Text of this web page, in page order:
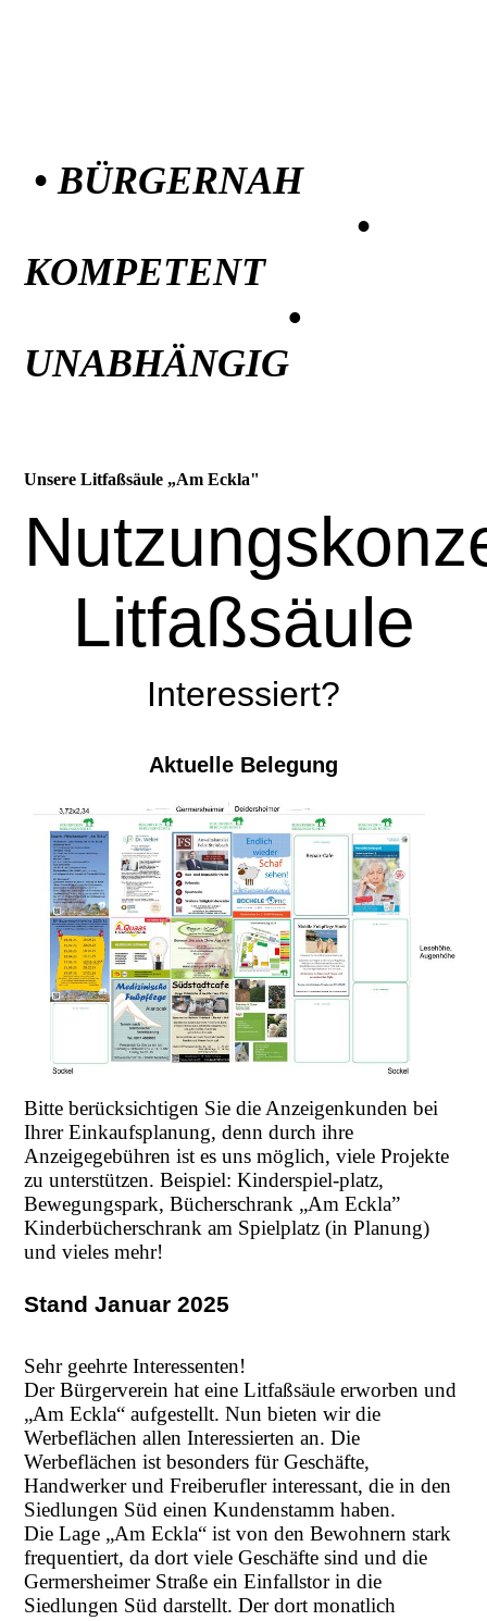
• BÜRGERNAH
•
KOMPETENT
•
UNABHÄNGIG
Unsere Litfaßsäule „Am Eckla"
Litfaßsäule
Interessiert?
Aktuelle Belegung
Bitte berücksichtigen Sie die Anzeigenkunden bei
Ihrer Einkaufsplanung, denn durch ihre
Anzeigegebühren ist es uns möglich, viele Projekte
zu unterstützen. Beispiel: Kinderspiel-platz,
Bewegungspark, Bücherschrank „Am Eckla”
Kinderbücherschrank am Spielplatz (in Planung)
und vieles mehr!
Stand Januar 2025
Sehr geehrte Interessenten!
Der Bürgerverein hat eine Litfaßsäule erworben und
„Am Eckla“ aufgestellt. Nun bieten wir die
Werbeflächen allen Interessierten an. Die
Werbeflächen ist besonders für Geschäfte,
Handwerker und Freiberufler interessant, die in den
Siedlungen Süd einen Kundenstamm haben.
Die Lage „Am Eckla“ ist von den Bewohnern stark
frequentiert, da dort viele Geschäfte sind und die
Germersheimer Straße ein Einfallstor in die
Siedlungen Süd darstellt. Der dort monatlich